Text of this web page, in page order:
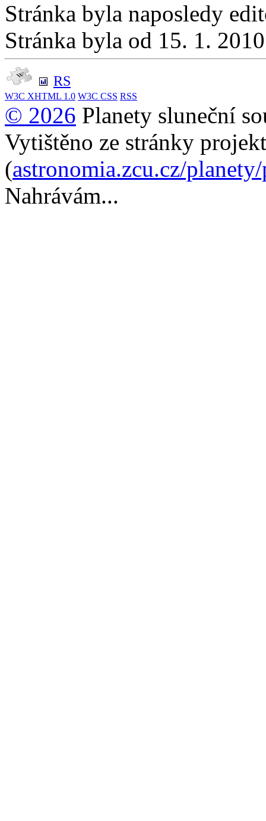
Stránka byla naposledy
Stránka byla od 15. 1.
RS
W3C XHTML 1.0 W3C CSS RSS
© 2026 Planety sluneční
Vytištěno ze stránky
(astronomia.zcu.cz/
Nahrávám...